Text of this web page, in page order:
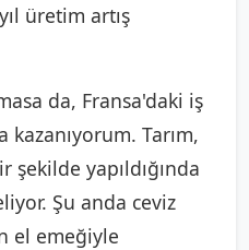
üretim artış
da, Fransa'daki iş
Tarım,
yapıldığında
Şu anda ceviz
el emeğiyle